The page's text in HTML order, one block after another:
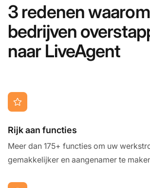
3 redenen waarom
bedrijven
naar LiveAgent
Rijk aan functies
Meer dan 175+ functies om uw
gemakkelijker en aangenamer te